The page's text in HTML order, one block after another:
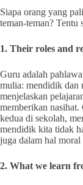
Siapa orang yang
teman-teman? Tentu
1. Their roles and
Guru adalah
mulia: mendidik dan
menjelaskan
memberikan nasihat.
kedua di sekolah,
mendidik kita tidak
juga dalam hal moral
2. What we learn